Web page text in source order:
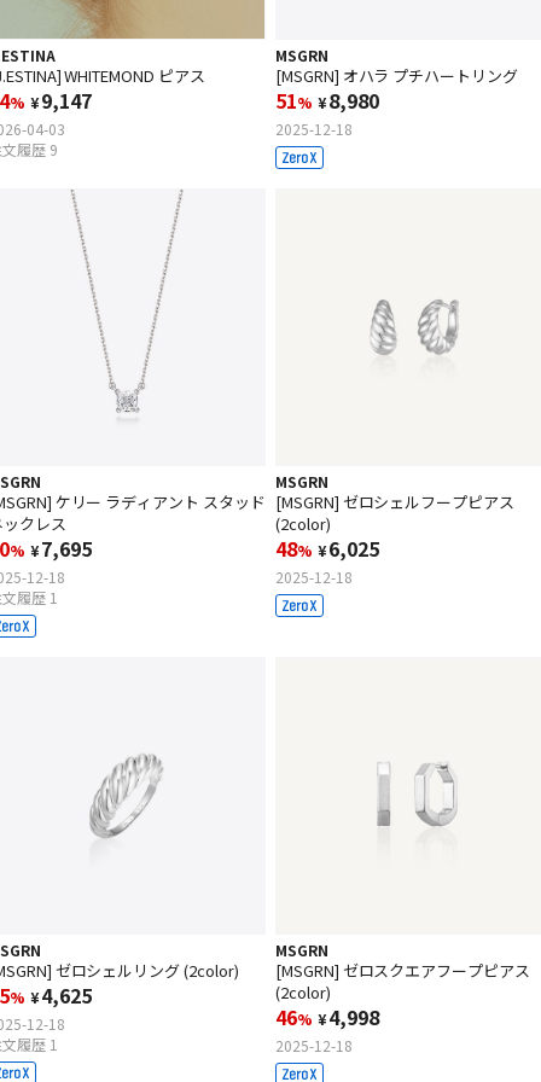
WHITEMOND ピアス
% ¥9,147
04-03
履歴 9
MSGRN
[MSGRN] オハラ プチハートリング
51% ¥8,980
2025-12-18
ケリー ラディアント スタッド
ックレス
% ¥7,695
12-18
履歴 1
MSGRN
[MSGRN] ゼロシェルフープピアス
(2color)
48% ¥6,025
2025-12-18
ゼロシェルリング (2color)
% ¥4,625
12-18
履歴 1
MSGRN
[MSGRN] ゼロスクエアフープピアス
(2color)
46% ¥4,998
2025-12-18